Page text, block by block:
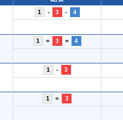
1 - 3 - 4
1 = 3 = 4
1 - 3
1 = 3